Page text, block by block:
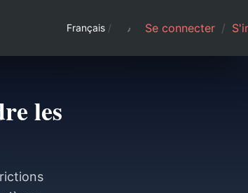
Français / Se connecter /
les